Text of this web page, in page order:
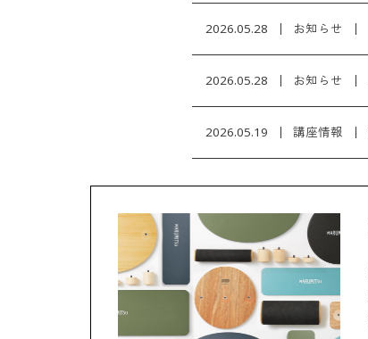
2026.05.28 お知らせ
2026.05.28 お知らせ
2026.05.19 講座情報